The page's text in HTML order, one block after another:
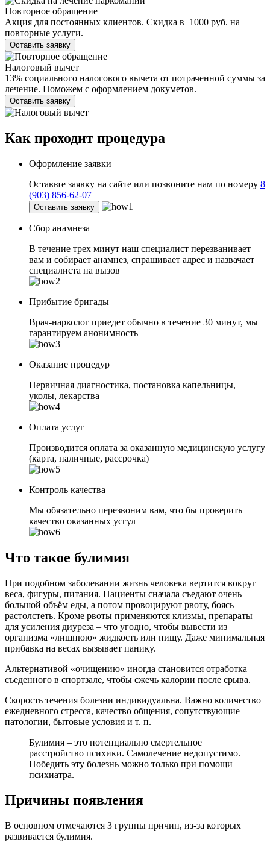
Повторное обращение
Акция для постоянных клиентов. Скидка в 1000 руб. на
повторные услуги.
Оставить заявку
Налоговый вычет
13% социального налогового вычета от потраченной суммы за
лечение. Поможем с оформлением докуметов.
Оставить заявку
Как проходит процедура
Оформление заявки
Оставьте заявку на сайте или позвоните нам по номеру 8
(903) 856-62-07
Оставить заявку
Сбор анамнеза
В течение трех минут наш специалист перезванивает
вам и собирает анамнез, спрашивает адрес и назвачает
специалиста на вызов
Прибытие бригады
Врач-нарколог приедет обычно в течение 30 минут, мы
гарантируем анонимность
Оказание процедур
Первичная диагностика, постановка капельницы,
уколы, лекарства
Оплата услуг
Производится оплата за оказанную медицинскую услугу
(карта, наличные, рассрочка)
Контроль качества
Мы обязательно перезвоним вам, что бы проверить
качество оказанных усгул
Что такое булимия
При подобном заболевании жизнь человека вертится вокруг
веса, фигуры, питания. Пациенты сначала съедают очень
большой объём еды, а потом провоцируют рвоту, боясь
растолстеть. Кроме рвоты применяются клизмы, препараты
для усиления диуреза – что угодно, чтобы вывести из
организма «лишнюю» жидкость или пищу. Даже минимальная
прибавка на весах вызывает панику.
Альтернативой «очищению» иногда становится отработка
съеденного в спортзале, чтобы сжечь калории после срыва.
Скорость течения болезни индивидуальна. Важно количество
ежедневного стресса, качество общения, сопутствующие
патологии, бытовые условия и т. п.
Булимия – это потенциально смертельное
расстройство психики. Самолечение недопустимо.
Победить эту болезнь можно только при помощи
психиатра.
Причины появления
В основном отмечаются 3 группы причин, из-за которых
развивается булимия.